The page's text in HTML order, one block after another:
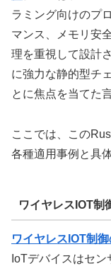
ラミング向けのプ
マンス、メモリ安
理を重視して設計
に強力な静的型チ
とに焦点を当てた
ここでは、この
各種適用事例と具
ワイヤレスIOT制
ワイヤレスIOT制
IoTデバイスはセ